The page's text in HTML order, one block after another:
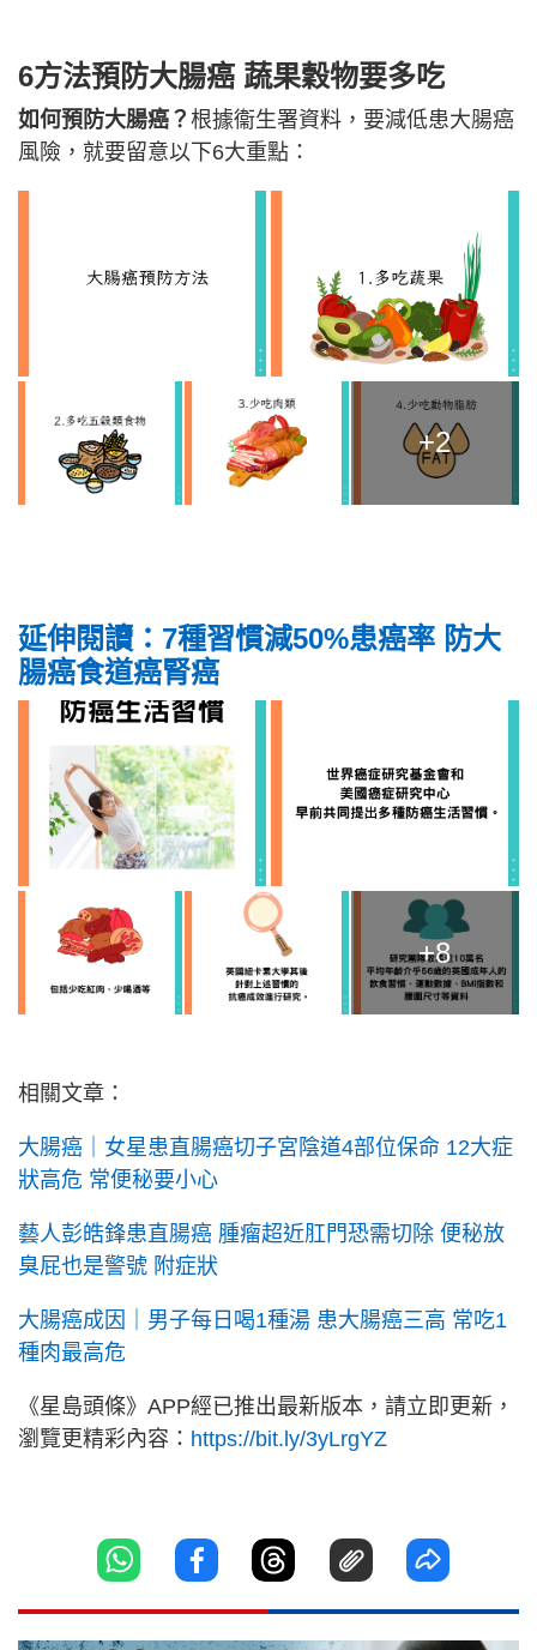
6方法預防大腸癌 蔬果穀物要多吃
如何預防大腸癌？ 根據衞生署資料，要減低患大腸癌
風險，就要留意以下6大重點：
+2
延伸閱讀：7種習慣減50%患癌率 防大
腸癌食道癌腎癌
+8
相關文章：
大腸癌｜女星患直腸癌切子宮陰道4部位保命 12大症
狀高危 常便秘要小心
藝人彭皓鋒患直腸癌 腫瘤超近肛門恐需切除 便秘放
臭屁也是警號 附症狀
大腸癌成因｜男子每日喝1種湯 患大腸癌三高 常吃1
種肉最高危
《星島頭條》APP經已推出最新版本，請立即更新，
瀏覽更精彩內容： https://bit.ly/3yLrgYZ